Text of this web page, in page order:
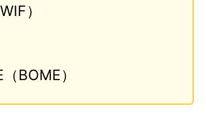
）
BOME）